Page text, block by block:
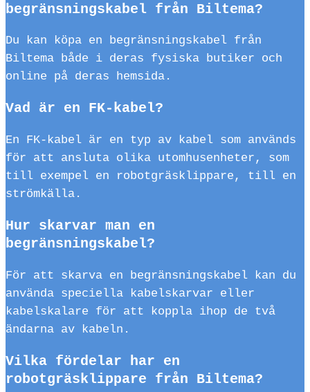
begränsningskabel från Biltema?
Du kan köpa en begränsningskabel från
Biltema både i deras fysiska butiker och
online på deras hemsida.
Vad är en FK-kabel?
En FK-kabel är en typ av kabel som används
för att ansluta olika utomhusenheter, som
till exempel en robotgräsklippare, till en
strömkälla.
Hur skarvar man en
begränsningskabel?
För att skarva en begränsningskabel kan du
använda speciella kabelskarvar eller
kabelskalare för att koppla ihop de två
ändarna av kabeln.
Vilka fördelar har en
robotgräsklippare från Biltema?